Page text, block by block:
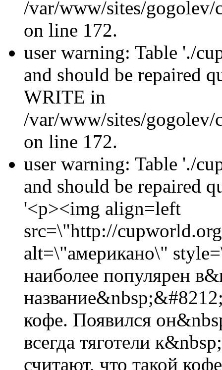
/var/www/sites/gogolev/
on line 172.
user warning: Table './
and should be repaired
WRITE in
/var/www/sites/gogolev/
on line 172.
user warning: Table './
and should be repaired
'<p><img align=left
src=\"http://
alt=\"американо\"
наиболее популярен
кофе. Появился
всегда тяготели
считают, что такой